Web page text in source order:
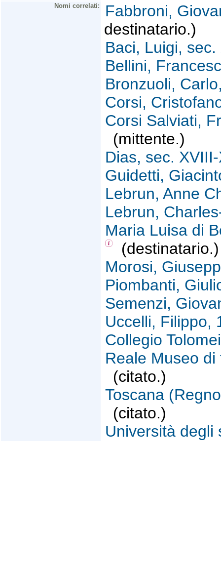
Nomi correlati:
Fabbroni,
destinatario.)
Baci, Luigi,
Bellini,
Bronzuoli,
Corsi,
Corsi Salviati,
(mittente.)
Dias, sec.
Guidetti,
Lebrun, Anne
Lebrun,
Maria Luisa di
(destinatario.)
Morosi,
Piombanti,
Semenzi,
Uccelli, Filippo,
Collegio
Reale Museo
(citato.)
Toscana
(citato.)
Università degli